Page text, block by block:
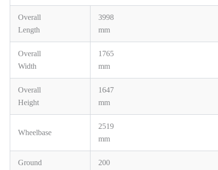
Overall
Length
3998
mm
Overall
Width
1765
mm
Overall
Height
1647
mm
Wheelbase
2519
mm
Ground
200